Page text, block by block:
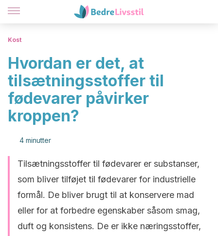
Kost
Hvordan er det, at
tilsætningsstoffer til
fødevarer påvirker
kroppen?
4 minutter
Tilsætningsstoffer til fødevarer er substanser,
som bliver tilføjet til fødevarer for industrielle
formål. De bliver brugt til at konservere mad
eller for at forbedre egenskaber såsom smag,
duft og konsistens. De er ikke næringsstoffer,